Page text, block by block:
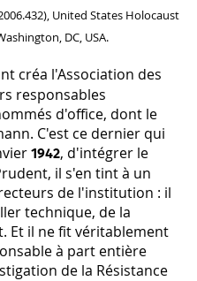
United States Holocaust
DC, USA.
créa l'Association des
responsables
d'office, dont le
C'est ce dernier qui
1942, d'intégrer le
il s'en tint à un
de l'institution : il
technique, de la
Et il ne fit véritablement
à part entière
de la Résistance